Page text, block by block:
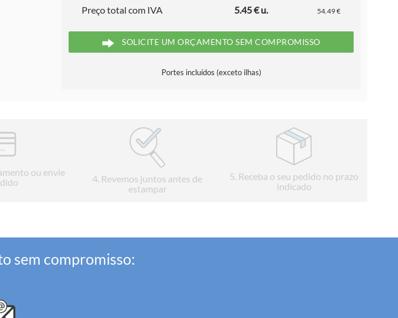
Preço total com IVA 5.45 € u. 54.49 €
SOLICITE UM ORÇAMENTO SEM COMPROMISSO
Portes incluídos (exceto ilhas)
ou envie
4 . Revemos juntos antes de
estampar
5. Receba o seu pedido no prazo
indicado
sem compromisso: